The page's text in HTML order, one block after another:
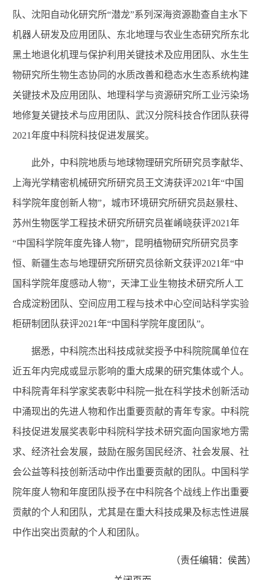
队、沈阳自动化研究所“潜龙”系列深海资源勘查自主水下
机器人研发及应用团队、东北地理与农业生态研究所东北
黑土地退化机理与保护利用关键技术及应用团队、水生生
物研究所生物生态协同的水质改善和稳态水生态系统构建
关键技术及应用团队、地理科学与资源研究所工业污染场
地修复关键技术与应用团队、武汉分院科技合作团队获得
2021年度中科院科技促进发展奖。
此外，中科院地质与地球物理研究所研究员李献华、
上海光学精密机械研究所研究员王文涛获评2021年“中国
科学院年度创新人物”，城市环境研究所研究员赵景柱、
苏州生物医学工程技术研究所研究员崔崤峣获评2021年
“中国科学院年度先锋人物”，昆明植物研究所研究员李
恒、新疆生态与地理研究所研究员徐新文获评2021年“中
国科学院年度感动人物”，天津工业生物技术研究所人工
合成淀粉团队、空间应用工程与技术中心空间站科学实验
柜研制团队获评2021年“中国科学院年度团队”。
据悉，中科院杰出科技成就奖授予中科院院属单位在
近五年内完成或显示影响的重大成果的研究集体或个人。
中科院青年科学家奖表彰中科院一批在科学技术创新活动
中涌现出的先进人物和作出重要贡献的青年专家。中科院
科技促进发展奖表彰中科院科学技术研究面向国家地方需
求、经济社会发展，鼓励在服务国民经济、社会发展、社
会公益等科技创新活动中作出重要贡献的团队。中国科学
院年度人物和年度团队授予在中科院各个战线上作出重要
贡献的个人和团队，尤其是在重大科技成果及标志性进展
中作出突出贡献的个人和团队。
（责任编辑：侯茜）